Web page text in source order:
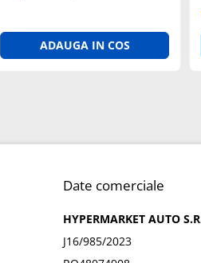
ADAUGA IN COS
Date comerciale
HYPERMARKET AUTO
J16/985/2023